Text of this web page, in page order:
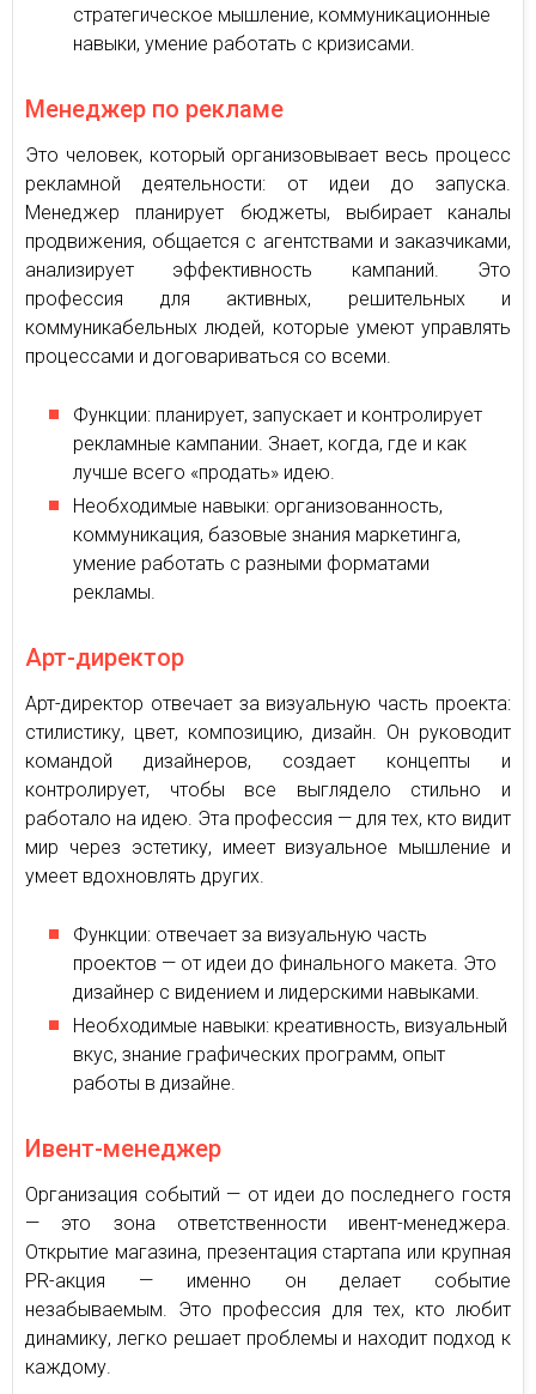
стратегическое мышление, коммуникационные
навыки, умение работать с кризисами.
Менеджер по рекламе
Это человек, который организовывает весь процесс
рекламной деятельности: от идеи до запуска.
Менеджер планирует бюджеты, выбирает каналы
продвижения, общается с агентствами и заказчиками,
анализирует эффективность кампаний. Это
профессия для активных, решительных и
коммуникабельных людей, которые умеют управлять
процессами и договариваться со всеми.
Функции: планирует, запускает и контролирует
рекламные кампании. Знает, когда, где и как
лучше всего «продать» идею.
Необходимые навыки: организованность,
коммуникация, базовые знания маркетинга,
умение работать с разными форматами
рекламы.
Арт-директор
Арт-директор отвечает за визуальную часть проекта:
стилистику, цвет, композицию, дизайн. Он руководит
командой дизайнеров, создает концепты и
контролирует, чтобы все выглядело стильно и
работало на идею. Эта профессия — для тех, кто видит
мир через эстетику, имеет визуальное мышление и
умеет вдохновлять других.
Функции: отвечает за визуальную часть
проектов — от идеи до финального макета. Это
дизайнер с видением и лидерскими навыками.
Необходимые навыки: креативность, визуальный
вкус, знание графических программ, опыт
работы в дизайне.
Ивент-менеджер
Организация событий — от идеи до последнего гостя
— это зона ответственности ивент-менеджера.
Открытие магазина, презентация стартапа или крупная
PR-акция — именно он делает событие
незабываемым. Это профессия для тех, кто любит
динамику, легко решает проблемы и находит подход к
каждому.